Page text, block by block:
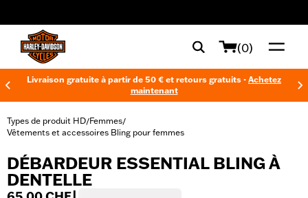
(0)
Livraison gratuite à partir de 50 € et retours gratuits - Achetez
maintenant
Types de produit HD/Femmes/
Vêtements et accessoires Bling pour femmes
DÉBARDEUR ESSENTIAL BLING À
DENTELLE